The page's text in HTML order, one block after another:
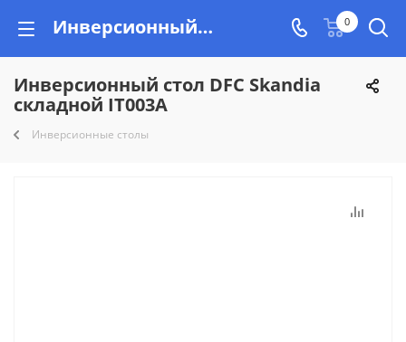
Инверсионный стол DFC Skandia складной IT003A купить недорого на Vishop.by, рассрочка! 0
Инверсионный стол DFC Skandia
складной IT003A
Инверсионные столы